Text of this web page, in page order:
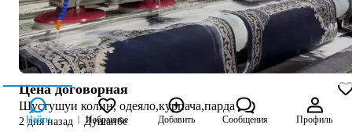
Цена договорная
Шустушуи колин, одеяло,курпача,парда
2 дня назад Душанбе
Найти Избранное Добавить Сообщения Профиль